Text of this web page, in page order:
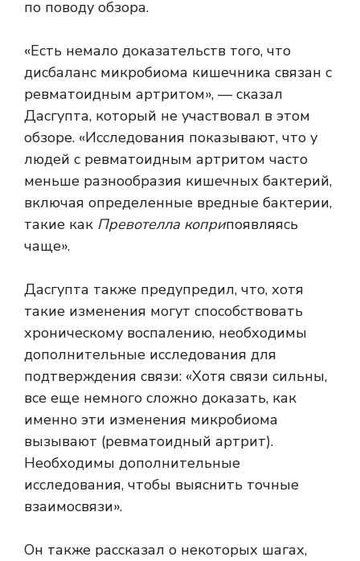
по поводу обзора.
«Есть немало доказательств того, что
дисбаланс микробиома кишечника связан с
ревматоидным артритом», — сказал
Дасгупта, который не участвовал в этом
обзоре. «Исследования показывают, что у
людей с ревматоидным артритом часто
меньше разнообразия кишечных бактерий,
включая определенные вредные бактерии,
такие как Превотелла коприпоявляясь
чаще».
Дасгупта также предупредил, что, хотя
такие изменения могут способствовать
хроническому воспалению, необходимы
дополнительные исследования для
подтверждения связи: «Хотя связи сильны,
все еще немного сложно доказать, как
именно эти изменения микробиома
вызывают (ревматоидный артрит).
Необходимы дополнительные
исследования, чтобы выяснить точные
взаимосвязи».
Он также рассказал о некоторых шагах,